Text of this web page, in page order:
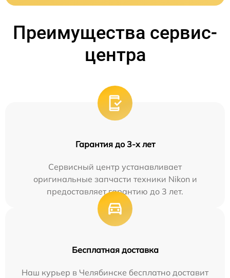
Преимущества сервис-
центра
Гарантия до 3-х лет
Сервисный центр устанавливает
оригинальные запчасти техники Nikon и
предоставляет гарантию до 3 лет.
Бесплатная доставка
Наш курьер в Челябинске бесплатно доставит